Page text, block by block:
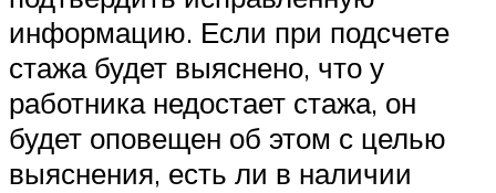
информацию. Если при подсчете
стажа будет выяснено, что у
работника недостает стажа, он
будет оповещен об этом с целью
выяснения, есть ли в наличии